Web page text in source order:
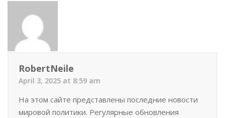
RobertNeile
April 3, 2025 at 8:59 am
На этом сайте представлены последние новости
мировой политики. Регулярные обновления